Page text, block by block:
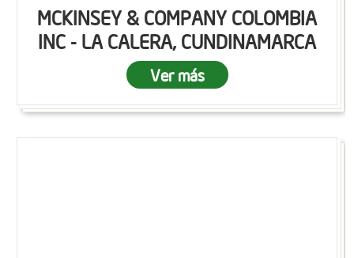
MCKINSEY & COMPANY COLOMBIA
INC - LA CALERA, CUNDINAMARCA
Ver más